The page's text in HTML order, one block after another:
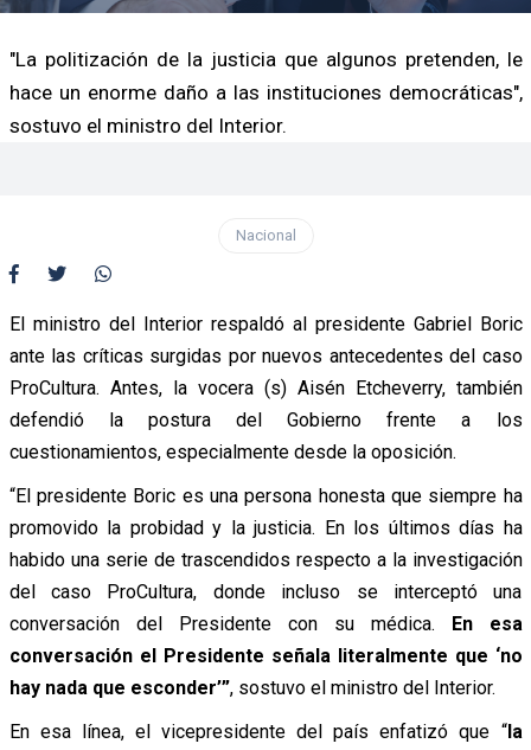
"La politización de la justicia que algunos pretenden, le
hace un enorme daño a las instituciones democráticas",
sostuvo el ministro del Interior.
Nacional
El ministro del Interior respaldó al presidente Gabriel Boric
ante las críticas surgidas por nuevos antecedentes del caso
ProCultura. Antes, la vocera (s) Aisén Etcheverry, también
defendió la postura del Gobierno frente a los
cuestionamientos, especialmente desde la oposición.
“El presidente Boric es una persona honesta que siempre ha
promovido la probidad y la justicia. En los últimos días ha
habido una serie de trascendidos respecto a la investigación
del caso ProCultura, donde incluso se interceptó una
conversación del Presidente con su médica. En esa
conversación el Presidente señala literalmente que ‘no
hay nada que esconder’”, sostuvo el ministro del Interior.
En esa línea, el vicepresidente del país enfatizó que “la